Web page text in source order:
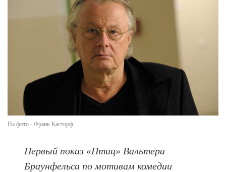
На фото - Франк Касторф.
Первый показ «Птиц» Вальтера
Браунфельса по мотивам комедии